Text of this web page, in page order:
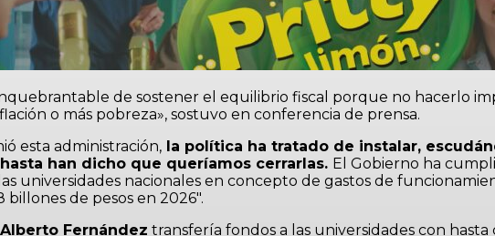
de sostener el equilibrio fiscal porque no hacerlo
o más pobreza», sostuvo en conferencia de prensa.
esta administración, la política ha tratado de instalar,
han dicho que queríamos cerrarlas. El Gobierno ha
universidades nacionales en concepto de gastos de
de pesos en 2026″.
Alberto Fernández transfería fondos a las universidades con